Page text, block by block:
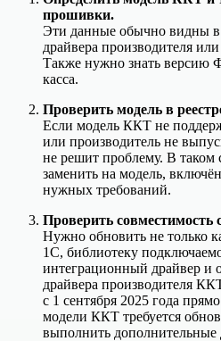
прошивки.
Эти данные обычно видны в
драйвера производителя
Также нужно знать версию
касса.
Проверить модель в
Если модель ККТ не
или производитель не
не решит проблему. В таком
заменить на модель,
нужных требований.
Проверить совместимость
Нужно обновить не только
1С, библиотеку
интеграционный драйвер и
драйвера производителя
с 1 сентября 2025 года
модели ККТ требуется
выполнить дополнительные